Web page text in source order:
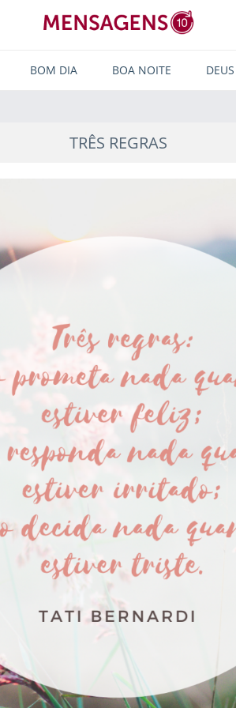
BOM DIA BOA NOITE DEUS
TRÊS REGRAS